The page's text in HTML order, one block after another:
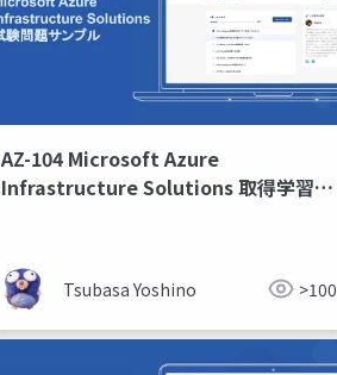
AZ-104 Microsoft Azure
Infrastructure Solutions 取得学習会
Tsubasa Yoshino >100